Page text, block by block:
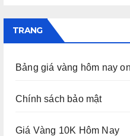
TRANG
Bảng giá vàng hôm nay
Chính sách bảo mật
Giá Vàng 10K Hôm Nay